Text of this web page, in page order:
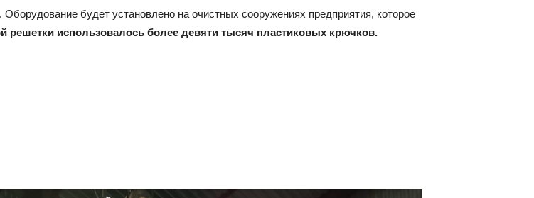
. Оборудование будет установлено на очистных сооружениях предприятия, которое
решетки использовалось более девяти тысяч пластиковых крючков.